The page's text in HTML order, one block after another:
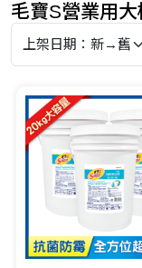
毛寶S營業用